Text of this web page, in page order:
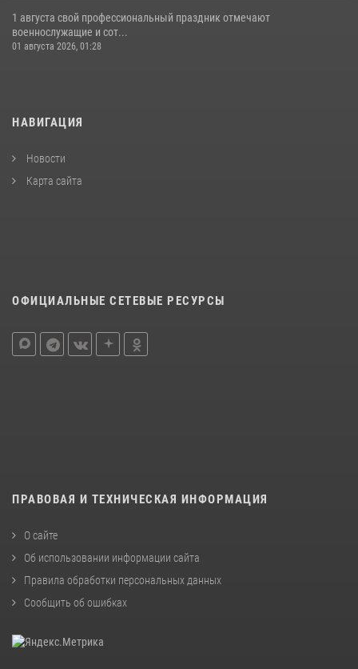
1 августа свой профессиональный праздник отмечают
военнослужащие и сот...
01 августа 2026, 01:28
НАВИГАЦИЯ
Новости
Карта сайта
ОФИЦИАЛЬНЫЕ СЕТЕВЫЕ РЕСУРСЫ
ПРАВОВАЯ И ТЕХНИЧЕСКАЯ ИНФОРМАЦИЯ
О сайте
Об использовании информации сайта
Правила обработки персональных данных
Сообщить об ошибках